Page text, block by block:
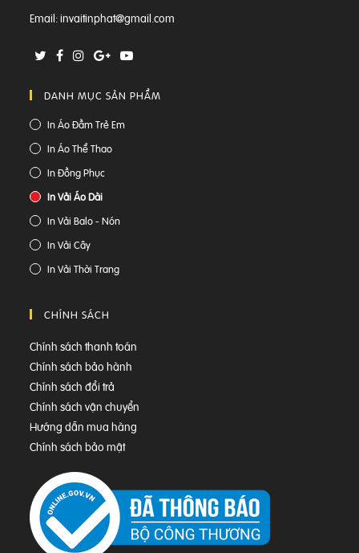
Email: invaitinphat@gmail.com
DANH MỤC SẢN PHẨM
In Áo Đầm Trẻ Em
In Áo Thể Thao
In Đồng Phục
In Vải Áo Dài
In Vải Balo - Nón
In Vải Cây
In Vải Thời Trang
CHÍNH SÁCH
Chính sách thanh toán
Chính sách bảo hành
Chính sách đổi trả
Chính sách vận chuyển
Hướng dẫn mua hàng
Chính sách bảo mật